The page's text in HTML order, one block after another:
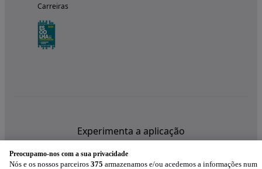
Carreiras
Experimenta a aplicação
Preocupamo-nos com a sua privacidade
Nós e os nossos parceiros 375 armazenamos e/ou acedemos a informações num